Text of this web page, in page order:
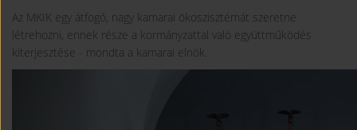
Az MKIK egy átfogó, nagy kamarai ökoszisztémát szeretne
létrehozni, ennek része a kormányzattal való együttműködés
kiterjesztése - mondta a kamarai elnök.